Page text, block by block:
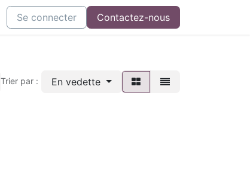
Se connecter Contactez-nous
Trier par : En vedette